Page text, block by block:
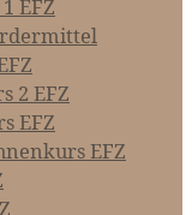
EFZ
2 EFZ
EFZ
EFZ